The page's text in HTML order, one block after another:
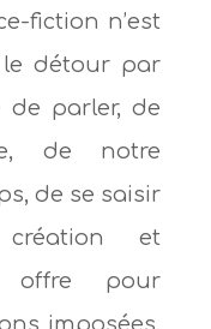
fiction n’est
détour par
de parler, de
de notre
de se saisir
et
offre pour
imposées.